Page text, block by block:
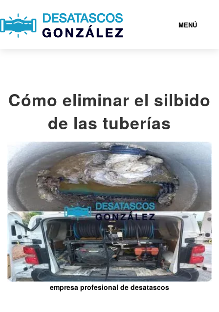
MENÚ
SERVICIOS
POBLACIONES
CONTACTAR
Cómo eliminar el silbido
de las tuberías
empresa profesional de desatascos